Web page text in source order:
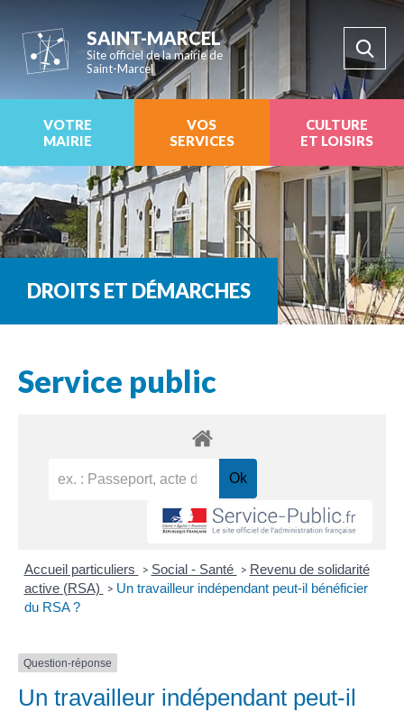
SAINT-MARCEL
Site officiel de la mairie de
Saint-Marcel
VOTRE
MAIRIE
VOS
SERVICES
CULTURE
ET LOISIRS
DROITS ET DÉMARCHES
Service public
Accueil particuliers > Social - Santé > Revenu de solidarité
active (RSA)
> Un travailleur indépendant peut-il bénéficier
du RSA ?
Question-réponse
Un travailleur indépendant peut-il